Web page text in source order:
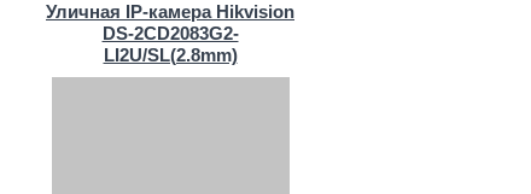
Уличная IP‑камера Hikvision
DS-2CD2083G2-
LI2U/SL(2.8mm)